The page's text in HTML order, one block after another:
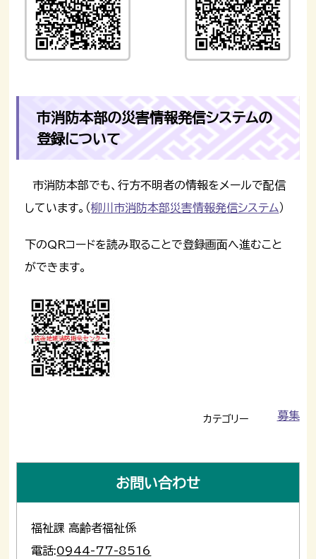
市消防本部の災害情報発信システムの
登録について
市消防本部でも、行方不明者の情報をメールで配信
しています。（柳川市消防本部災害情報発信システム）
下のQRコードを読み取ることで登録画面へ進むこと
ができます。
カテゴリー 募集
お問い合わせ
福祉課 高齢者福祉係
電話:0944-77-8516